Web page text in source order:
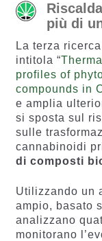
più di
La terza
intitola “
profiles of
compounds in
e amplia
si sposta sul
sulle
cannabinoidi
di composti
Utilizzando un
ampio, basato
analizzano
monitorano